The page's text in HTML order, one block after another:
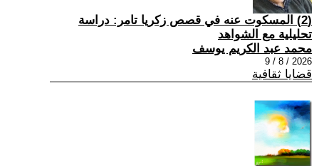
(2) المسكوت عنه في قصص زكريا تامر: دراسة
تحليلية مع الشواهد
محمد عبد الكريم يوسف
2026 / 8 / 9
قضايا ثقافية